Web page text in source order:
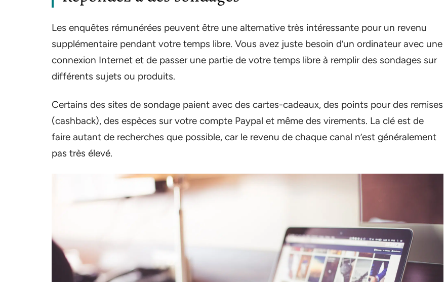
Les enquêtes rémunérées peuvent être une alternative très intéressante pour un revenu
supplémentaire pendant votre temps libre. Vous avez juste besoin d’un ordinateur avec une
connexion Internet et de passer une partie de votre temps libre à remplir des sondages sur
différents sujets ou produits.
Certains des sites de sondage paient avec des cartes-cadeaux, des points pour des remises
(cashback), des espèces sur votre compte Paypal et même des virements. La clé est de
faire autant de recherches que possible, car le revenu de chaque canal n’est généralement
pas très élevé.